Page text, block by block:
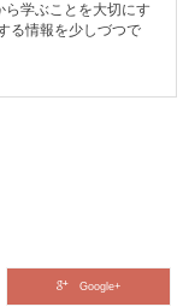
ら学ぶことを大切にす
る情報を少しづつで
Google+